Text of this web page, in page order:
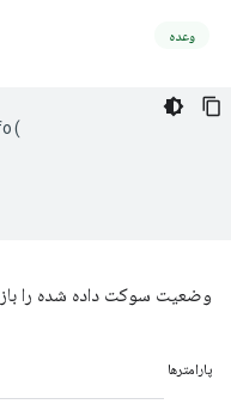
وعده
(
وضعیت سوکت داده شده را
پارامترها